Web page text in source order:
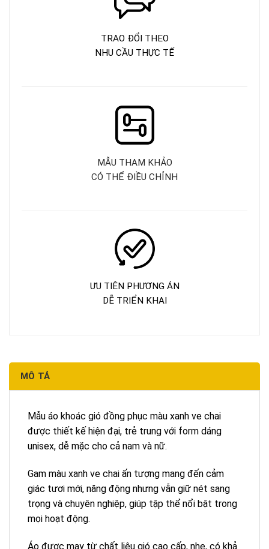
TRAO ĐỔI THEO
NHU CẦU THỰC TẾ
MẪU THAM KHẢO
CÓ THỂ ĐIỀU CHỈNH
ƯU TIÊN PHƯƠNG ÁN
DỄ TRIỂN KHAI
MÔ TẢ
Mẫu áo khoác gió đồng phục màu xanh ve chai
được thiết kế hiện đại, trẻ trung với form dáng
unisex, dễ mặc cho cả nam và nữ.
Gam màu xanh ve chai ấn tượng mang đến cảm
giác tươi mới, năng động nhưng vẫn giữ nét sang
trọng và chuyên nghiệp, giúp tập thể nổi bật trong
mọi hoạt động.
Áo được may từ chất liệu gió cao cấp, nhẹ, có khả